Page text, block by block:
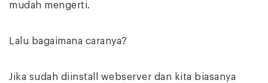
mudah mengerti.
Lalu bagaimana caranya?
Jika sudah diinstall webserver dan kita biasanya